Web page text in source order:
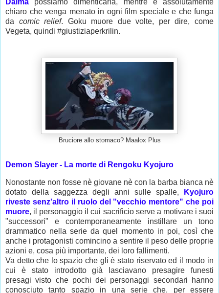
chiaro che venga menato in ogni film speciale e che funga
da comic relief. Goku muore due volte, per dire, come
Vegeta, quindi #giustiziaperkrilin.
Bruciore allo stomaco? Maalox Plus
Demon Slayer - La morte di Rengoku Kyojuro
Nonostante non fosse nè giovane nè con la barba bianca nè
dotato della saggezza degli anni sulle spalle,
Kyojuro
riveste senz'altro il ruolo del "vecchio mentore" che poi
muore, il personaggio il cui sacrificio serve a motivare i suoi
"successori" e contemporaneamente instillare un tono
drammatico nella serie da quel momento in poi, così che
anche i protagonisti comincino a sentire il peso delle proprie
azioni e, cosa più importante, dei loro fallimenti.
Va detto che lo spazio che gli è stato riservato ed il modo in
cui è stato introdotto già lasciavano presagire funesti
presagi visto che pochi dei personaggi secondari hanno
conosciuto tanto spazio in una serie che, per essere